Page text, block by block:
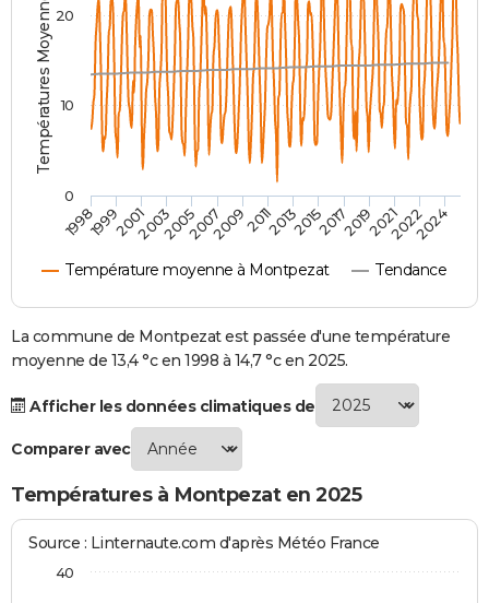
Destinations
City break
Voyage nature
Voyage de noces
Forum
Climat
PHOTO
GUIDES D'ACHAT
BONS PLANS
CARTE DE VOEUX
Carte de Noël
Carte Bonne année
Carte Saint-Valentin
Carte Pâques
Carte d'anniversaire
DICTIONNAIRE
S'inscrire
Se connecter
Lycées
Collèges
Primaires
Universités
Entreprises
Service militaire
Avis de recherche
AVIS DE DÉCÈS
Températures Moyennes ( °C )
Température moyenne à Montpezat Tendance
199819992001200320052007200920112013201520172019202120222024
0
10
20
La commune de Montpezat est passée d'une température
moyenne de 13,4 °c en 1998 à 14,7 °c en 2025.
Afficher les données climatiques de
Comparer avec
Températures à Montpezat en 2025
Source : Linternaute.com d'après Météo France
40